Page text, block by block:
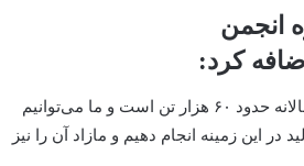
انجمن
کرد:
نیاز کشور به شیرخشک سالانه حدود ۶۰ هزار تن است و ما می‌توانیم
هزار تن تولید در این زمینه انجام دهیم و مازاد آن را نیز